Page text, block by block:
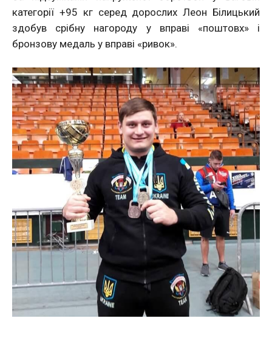
категорії +95 кг серед дорослих Леон Білицький
здобув срібну нагороду у вправі «поштовх» і
бронзову медаль у вправі «ривок».